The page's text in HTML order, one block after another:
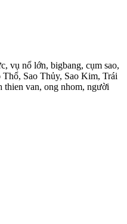
vụ nổ lớn, bigbang, cụm sao,
Thổ, Sao Thủy, Sao Kim, Trái
thien van, ong nhom, người